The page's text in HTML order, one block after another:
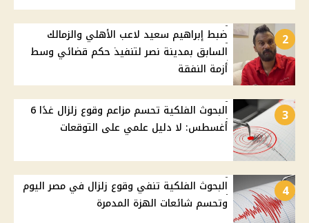
2
ضبط إبراهيم سعيد لاعب الأهلي والزمالك
السابق بمدينة نصر لتنفيذ حكم قضائي وسط
أزمة النفقة
3
البحوث الفلكية تحسم مزاعم وقوع زلزال غدًا 6
أغسطس: لا دليل علمي على التوقعات
4
البحوث الفلكية تنفي وقوع زلزال في مصر اليوم
وتحسم شائعات الهزة المدمرة